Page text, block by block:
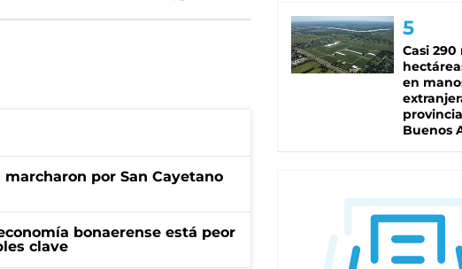
por San Cayetano
bonaerense está peor
clave
Casi 290
en
Buenos